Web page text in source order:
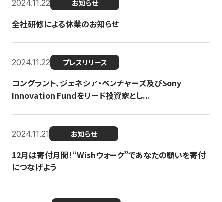
2024.11.22 お知らせ
全社研修による休業のお知らせ
2024.11.22 プレスリリース
コングラント、ジェネシア・ベンチャーズ及びSony
Innovation Fundをリード投資家とし...
2024.11.21 お知らせ
12月は寄付月間！“Wishウォーク”であなたの願いを寄付
につなげよう